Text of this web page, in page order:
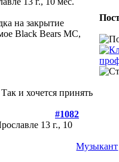
на закрытие
Black Bears MC,
и хочется принять
#1082
13 г., 10
Музыкант